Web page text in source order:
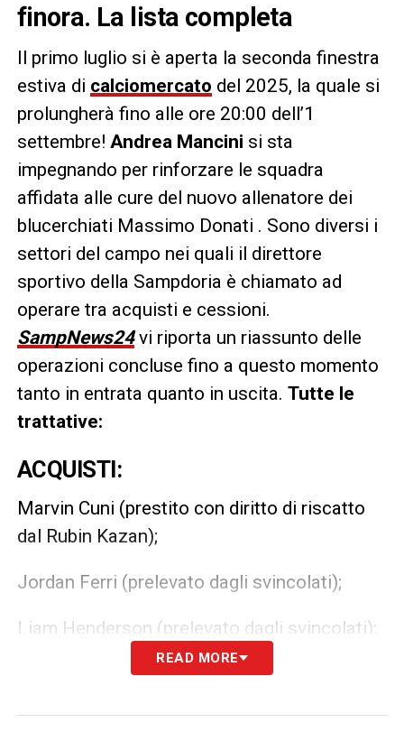
finora. La lista completa
Il primo luglio si è aperta la seconda finestra
estiva di calciomercato del 2025, la quale si
prolungherà fino alle ore 20:00 dell’1
settembre! Andrea Mancini si sta
impegnando per rinforzare le squadra
affidata alle cure del nuovo allenatore dei
blucerchiati Massimo Donati . Sono diversi i
settori del campo nei quali il direttore
sportivo della Sampdoria è chiamato ad
operare tra acquisti e cessioni.
SampNews24vi riporta un riassunto delle
operazioni concluse fino a questo momento
tanto in entrata quanto in uscita. Tutte le
trattative:
ACQUISTI:
Marvin Cuni (prestito con diritto di riscatto
dal Rubin Kazan);
Jordan Ferri (prelevato dagli svincolati);
Liam Henderson (prelevato dagli svincolati);
Victor Narro (titolo definitivo dal Nàstic);
Gaetan Coucke (prelevato dagli svincolati);
READ MORE